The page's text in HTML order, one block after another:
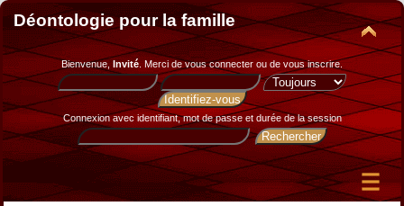
Déontologie pour la famille
Bienvenue, Invité. Merci devous connecter ou de vous inscrire.
Connexion avec identifiant, mot de passe et durée de la session